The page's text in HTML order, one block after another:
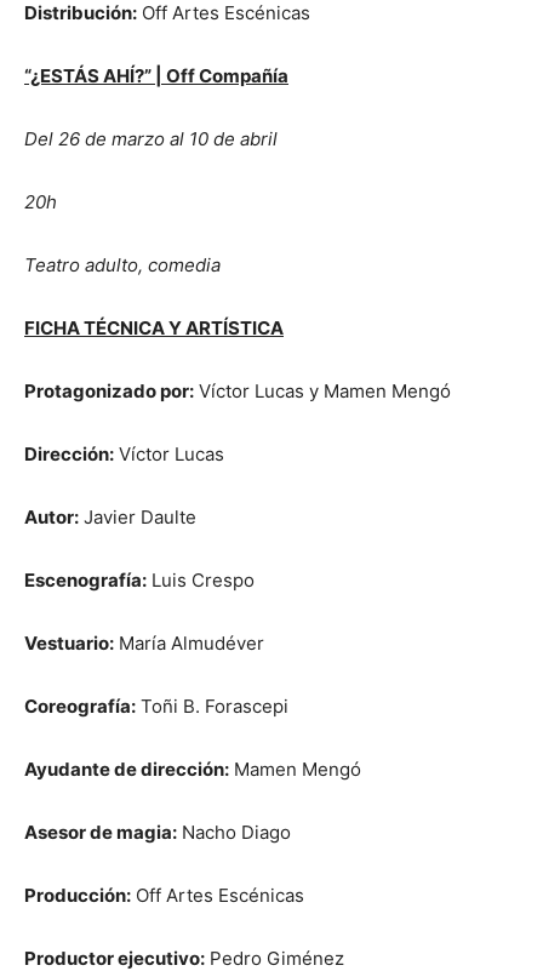
Distribución: Off Artes Escénicas
“¿ESTÁS AHÍ?” | Off Compañía
Del 26 de marzo al 10 de abril
20h
Teatro adulto, comedia
FICHA TÉCNICA Y ARTÍSTICA
Protagonizado por: Víctor Lucas y Mamen Mengó
Dirección: Víctor Lucas
Autor: Javier Daulte
Escenografía: Luis Crespo
Vestuario: María Almudéver
Coreografía: Toñi B. Forascepi
Ayudante de dirección: Mamen Mengó
Asesor de magia: Nacho Diago
Producción: Off Artes Escénicas
Productor ejecutivo: Pedro Giménez